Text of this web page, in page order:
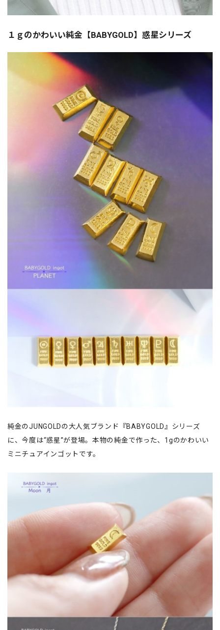
１ｇのかわいい純金【BABYGOLD】惑星シリーズ
純金のJUNGOLDの大人気ブランド『BABYGOLD』シリーズ
に、今度は“惑星”が登場。本物の純金で作った、1gのかわいい
ミニチュアインゴットです。